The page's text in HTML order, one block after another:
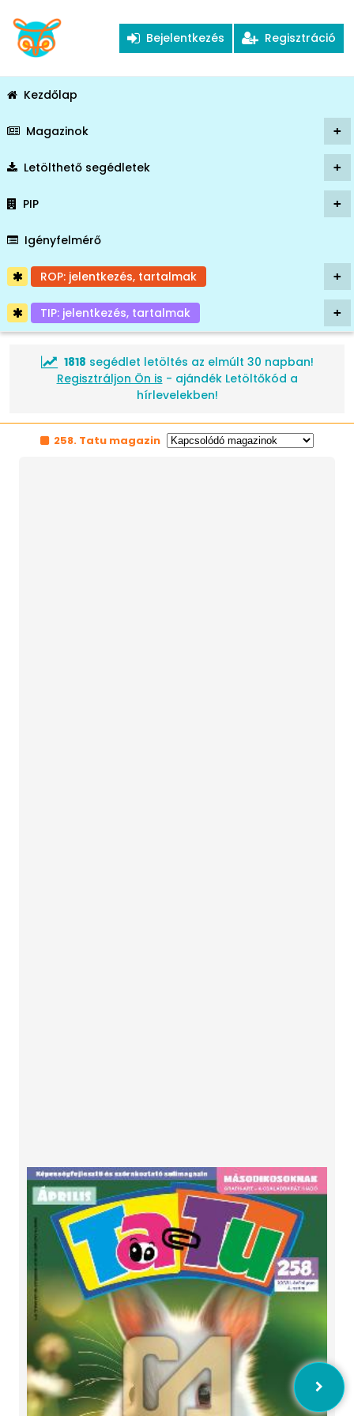
Bejelentkezés Regisztráció
Kezdőlap
+
Magazinok
+
Letölthető segédletek
+
PIP
Igényfelmérő
+
ROP: jelentkezés, tartalmak
+
TIP: jelentkezés, tartalmak
1818 segédlet letöltés az elmúlt 30 napban!
Regisztráljon Ön is - ajándék Letöltőkód a
hírlevelekben!
258. Tatu magazin